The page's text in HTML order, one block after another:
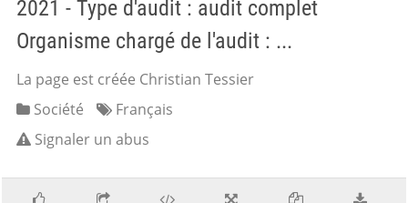
2021 - Type d'audit : audit complet
Organisme chargé de l'audit : ...
La page est créée Christian Tessier
Société
Français
Signaler un abus